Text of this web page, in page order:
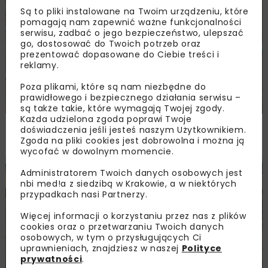
DROGI INWESTYCJE WIADOMOŚCI
Remont nawierzchni na węzłach A4.
Przetarg obejmuje pięć węzłów
DROGI INWESTYCJE WIADOMOŚCI
Są to pliki instalowane na Twoim urządzeniu, które
pomagają nam zapewnić ważne funkcjonalności
serwisu, zadbać o jego bezpieczeństwo, ulepszać
go, dostosować do Twoich potrzeb oraz
prezentować dopasowane do Ciebie treści i
reklamy.
Poza plikami, które są nam niezbędne do
prawidłowego i bezpiecznego działania serwisu –
są także takie, które wymagają Twojej zgody.
Każda udzielona zgoda poprawi Twoje
doświadczenia jeśli jesteś naszym Użytkownikiem.
Zgoda na pliki cookies jest dobrowolna i można ją
wycofać w dowolnym momencie.
Administratorem Twoich danych osobowych jest
nbi med!a z siedzibą w Krakowie, a w niektórych
przypadkach nasi Partnerzy.
Więcej informacji o korzystaniu przez nas z plików
cookies oraz o przetwarzaniu Twoich danych
osobowych, w tym o przysługujących Ci
uprawnieniach, znajdziesz w naszej Polityce
prywatności.